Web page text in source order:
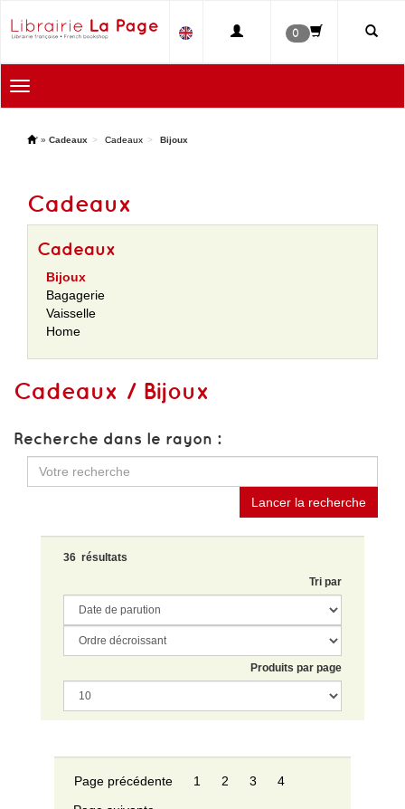
0
Toggle
navigation
' » Cadeaux Cadeaux Bijoux
Cadeaux
Cadeaux
Bijoux
Bagagerie
Vaisselle
Home
Cadeaux / Bijoux
Recherche dans le rayon :
Lancer la recherche
36 résultats
Tri par
Produits par page
Page précédente 1 2 3
4